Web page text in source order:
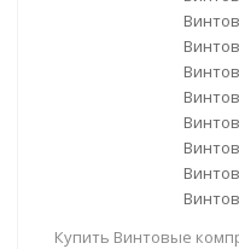
Купить Винтовые